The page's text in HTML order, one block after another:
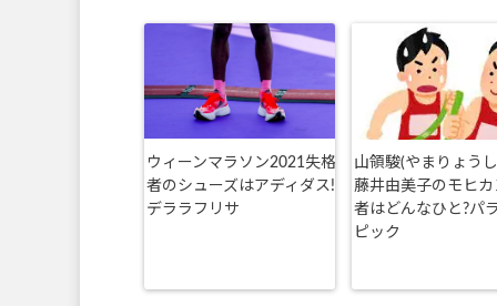
ウィーンマラソン2021失格
者のシューズはアディダス!
デララフリサ
山領駿(やまりょう
藤井由美子のモヒ
者はどんなひと?パ
ピック